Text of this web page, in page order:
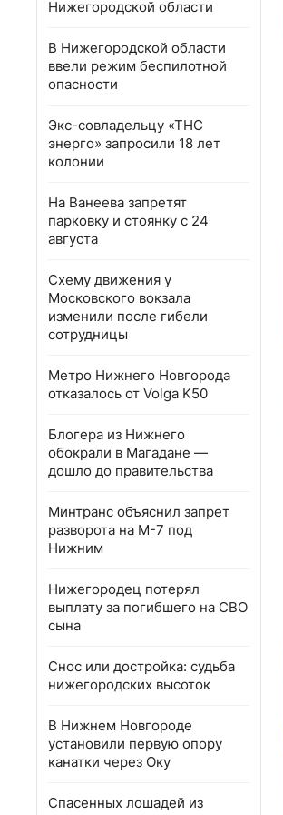
Нижегородской области
В Нижегородской области
ввели режим беспилотной
опасности
Экс-совладельцу «ТНС
энерго» запросили 18 лет
колонии
На Ванеева запретят
парковку и стоянку с 24
августа
Схему движения у
Московского вокзала
изменили после гибели
сотрудницы
Метро Нижнего Новгорода
отказалось от Volga K50
Блогера из Нижнего
обокрали в Магадане —
дошло до правительства
Минтранс объяснил запрет
разворота на М-7 под
Нижним
Нижегородец потерял
выплату за погибшего на СВО
сына
Снос или достройка: судьба
нижегородских высоток
В Нижнем Новгороде
установили первую опору
канатки через Оку
Спасенных лошадей из